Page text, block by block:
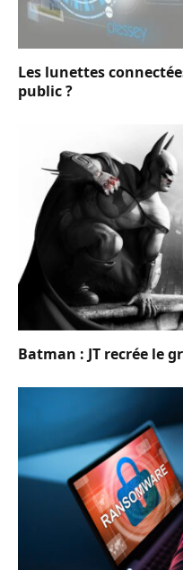
Les lunettes
public ?
Batman : JT recrée le